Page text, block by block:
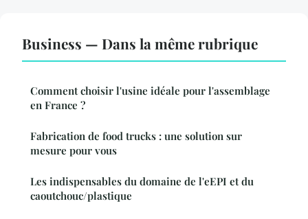
Business — Dans la même rubrique
Comment choisir l'usine idéale pour l'assemblage
en France ?
Fabrication de food trucks : une solution sur
mesure pour vous
Les indispensables du domaine de l'eEPI et du
caoutchouc/plastique